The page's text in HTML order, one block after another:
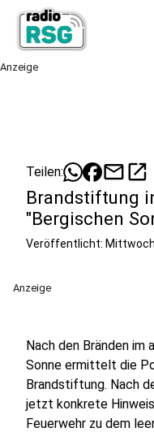
Anzeige
Teilen: mailopen_in_new
Brandstiftung
"Bergischen
Veröffentlicht:
Anzeige
Nach den Bränden im
Sonne ermittelt die
Brandstiftung. Nach
jetzt konkrete
Feuerwehr zu dem